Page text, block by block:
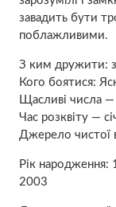
завадить бути
поблажливими.
З ким дружити:
Кого боятися:
Щасливі числа
Час розквіту —
Джерело чистої
Рік
2003